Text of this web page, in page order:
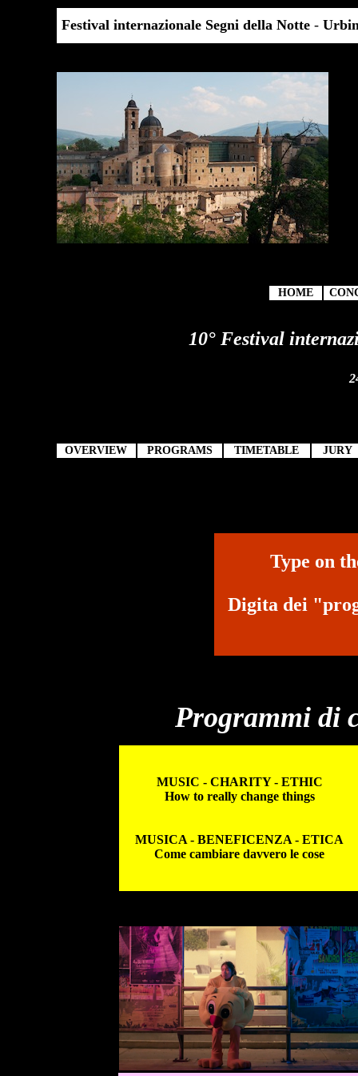
Festival internazionale Segni della Notte -
HOME
10° Festival
OVERVIEW PROGRAMS TIMETABLE JURY
Type on
Digita dei
Programmi di
MUSIC - CHARITY - ETHIC
How to really change things
MUSICA - BENEFICENZA - ETICA
Come cambiare davvero le cose